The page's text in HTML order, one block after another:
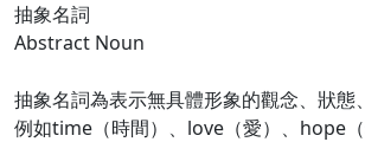
抽象名詞
Abstract Noun
抽象名詞為表示無具體形象的觀念、狀態
例如time（時間）、love（愛）、hope（